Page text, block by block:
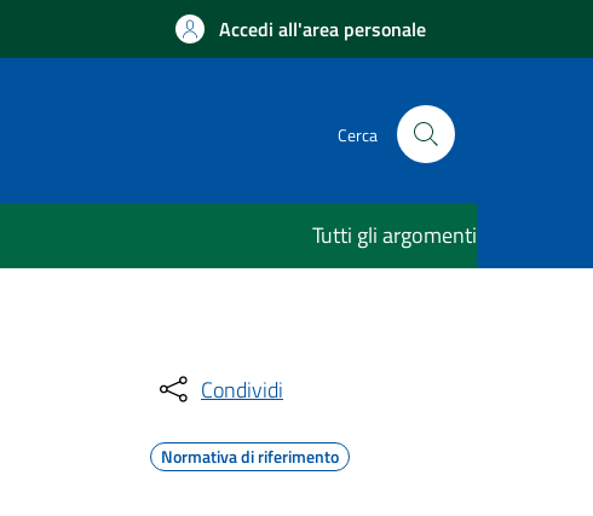
Accedi all'area personale
Cerca
Tutti gli argomenti
Condividi
Normativa di riferimento